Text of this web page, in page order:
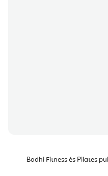
Bodhi Fitness és Pilates